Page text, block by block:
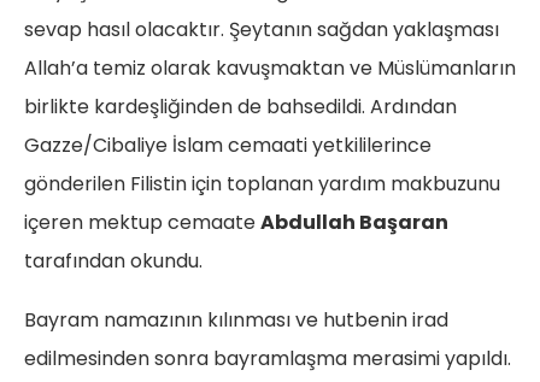
sevap hasıl olacaktır. Şeytanın sağdan yaklaşması
Allah’a temiz olarak kavuşmaktan ve Müslümanların
birlikte kardeşliğinden de bahsedildi. Ardından
Gazze/Cibaliye İslam cemaati yetkililerince
gönderilen Filistin için toplanan yardım makbuzunu
içeren mektup cemaateAbdullah Başaran
tarafından okundu.
Bayram namazının kılınması ve hutbenin irad
edilmesinden sonra bayramlaşma merasimi yapıldı.